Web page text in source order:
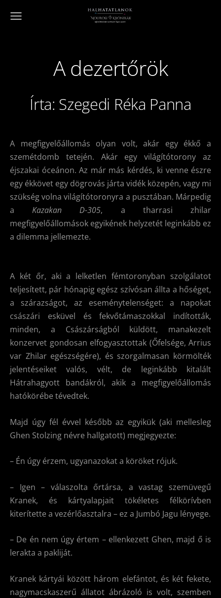
A dezertőrök
Írta: Szegedi Réka Panna
A megfigyelőállomás olyan volt, akár egy ékkő a
szemétdomb tetején. Akár egy világítótorony az
éjszakai óceánon. Az már más kérdés, ki venne észre
egy ékkövet egy dögrovás járta vidék közepén, vagy mi
szükség volna világítótoronyra a pusztában. Márpedig
aKazakan D-305, a tharrasi zhilar
megfigyelőállomások egyikének helyzetét leginkább ez
a dilemma jellemezte.
A két őr, aki a lelketlen fémtoronyban szolgálatot
teljesített, pár hónapig egész szívósan állta a hőséget,
a szárazságot, az eseménytelenséget: a napokat
császári esküvel és fekvőtámaszokkal indították,
minden, a Császárságból küldött, manakezelt
konzervet gondosan elfogyasztottak (Őfelsége, Arrius
var Zhilar egészségére), és szorgalmasan körmölték
jelentéseiket valós, vélt, de leginkább kitalált
Hátrahagyott bandákról, akik a megfigyelőállomás
hatókörébe tévedtek.
Majd úgy fél évvel később az egyikük (aki mellesleg
Ghen Stolzing névre hallgatott) megjegyezte:
– Én úgy érzem, ugyanazokat a köröket rójuk.
– Igen – válaszolta őrtársa, a vastag szemüvegű
Kranek, és kártyalapjait tökéletes félkörívben
kiterítette a vezérlőasztalra – ez a Jumbó Jagu lényege.
– De én nem úgy értem – ellenkezett Ghen, majd ő is
lerakta a pakliját.
Kranek kártyái között három elefántot, és két fekete,
nagymacskaszerű állatot ábrázoló is volt, szemben